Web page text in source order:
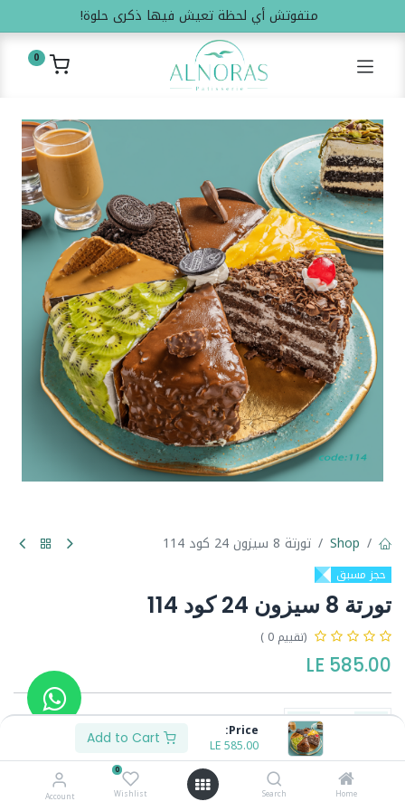
Price:
585.00
LE
Home
Search
0
Wishlist
Account
متفوتش أي لحظة تعيش فيها ذكرى حلوة!
0
Shop تورتة 8 سيزون 24 كود 114
حجز مسبق
تورتة 8 سيزون 24 كود 114
(تقييم 0 )
585.00
Buy Now